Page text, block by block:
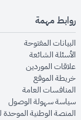
روابط مهمة
البيانات المفتوحة
الأسئلة الشائعةwindow
علاقات الموردين
خريطة الموقعwindow
المنافسات العامة
سياسة سهولة الوصول
المنصة الوطنية